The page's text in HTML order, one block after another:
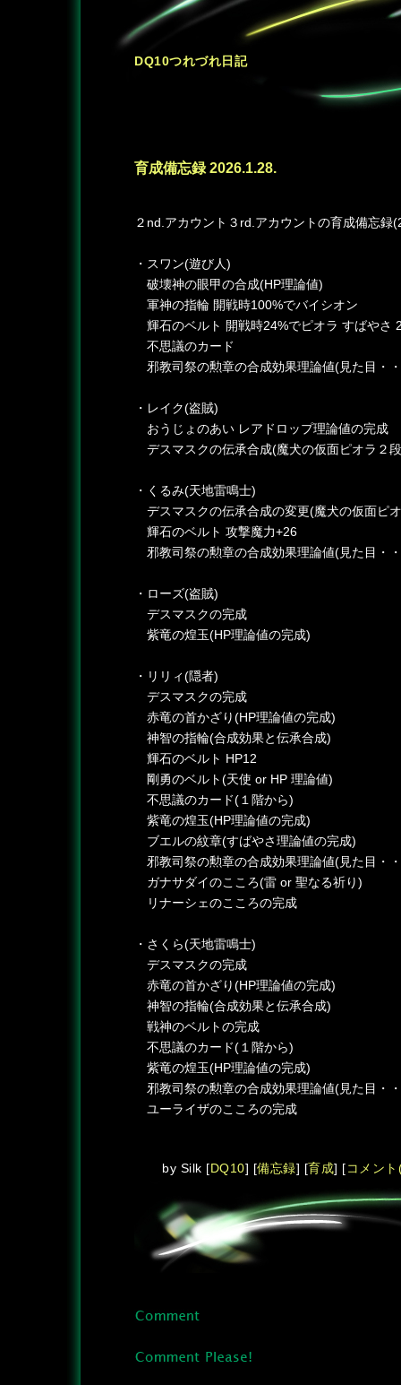
DQ10つれづれ日記
育成備忘録 2026.1.28.
２nd.アカウント３rd.アカウントの育成備忘録
・スワン(遊び人)
破壊神の眼甲の合成(HP理論値)
軍神の指輪 開戦時100%でバイシオン
輝石のベルト 開戦時24%でピオラ すばやさ
不思議のカード
邪教司祭の勲章の合成効果理論値(見た目・
・レイク(盗賊)
おうじょのあい レアドロップ理論値の完成
デスマスクの伝承合成(魔犬の仮面ピオラ２
・くるみ(天地雷鳴士)
デスマスクの伝承合成の変更(魔犬の仮面ピ
輝石のベルト 攻撃魔力+26
邪教司祭の勲章の合成効果理論値(見た目・
・ローズ(盗賊)
デスマスクの完成
紫竜の煌玉(HP理論値の完成)
・リリィ(隠者)
デスマスクの完成
赤竜の首かざり(HP理論値の完成)
神智の指輪(合成効果と伝承合成)
輝石のベルト HP12
剛勇のベルト(天使 or HP 理論値)
不思議のカード(１階から)
紫竜の煌玉(HP理論値の完成)
ブエルの紋章(すばやさ理論値の完成)
邪教司祭の勲章の合成効果理論値(見た目・
ガナサダイのこころ(雷 or 聖なる祈り)
リナーシェのこころの完成
・さくら(天地雷鳴士)
デスマスクの完成
赤竜の首かざり(HP理論値の完成)
神智の指輪(合成効果と伝承合成)
戦神のベルトの完成
不思議のカード(１階から)
紫竜の煌玉(HP理論値の完成)
邪教司祭の勲章の合成効果理論値(見た目・
ユーライザのこころの完成
by Silk [ DQ10] [備忘録] [育成] [ コメン